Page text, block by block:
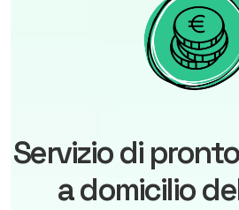
Servizio di
a domicilio